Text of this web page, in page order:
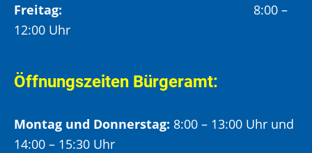
Freitag:
8:00 –
12:00 Uhr
Öffnungszeiten Bürgeramt:
Montag und Donnerstag: 8:00 – 13:00 Uhr und
14:00 – 15:30 Uhr